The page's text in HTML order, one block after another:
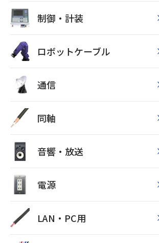
制御・計装
ロボットケーブル
通信
同軸
音響・放送
電源
LAN・PC用